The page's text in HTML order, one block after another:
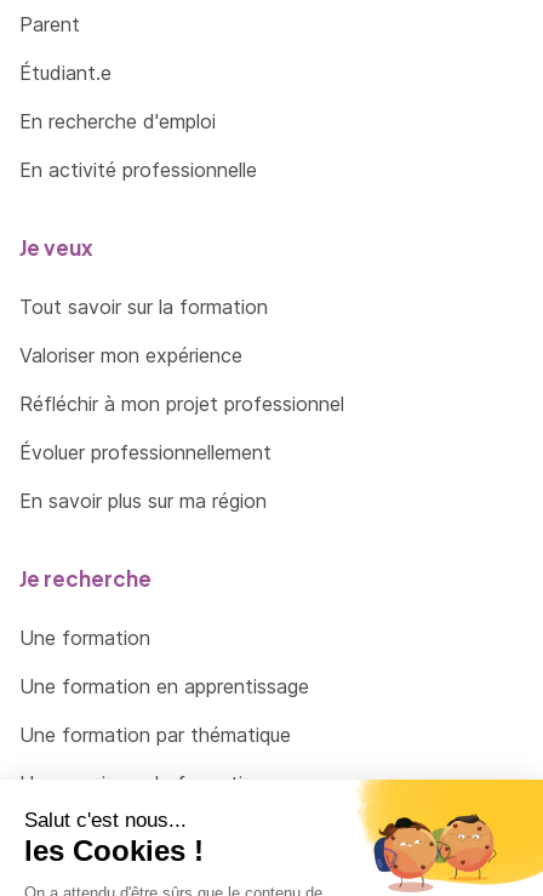
Parent
Étudiant.e
En recherche d'emploi
En activité professionnelle
Je veux
Tout savoir sur la formation
Valoriser mon expérience
Réfléchir à mon projet professionnel
Évoluer professionnellement
En savoir plus sur ma région
Je recherche
Une formation
Une formation en apprentissage
Une formation par thématique
Un organisme de formation
Un conseiller